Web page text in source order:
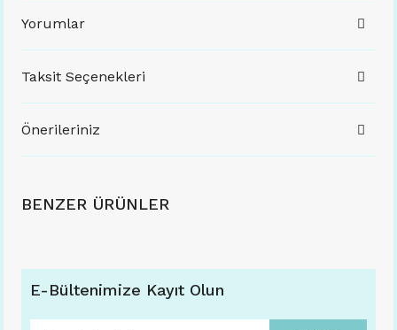
Yorumlar
Taksit Seçenekleri
Önerileriniz
BENZER ÜRÜNLER
E-Bültenimize Kayıt Olun